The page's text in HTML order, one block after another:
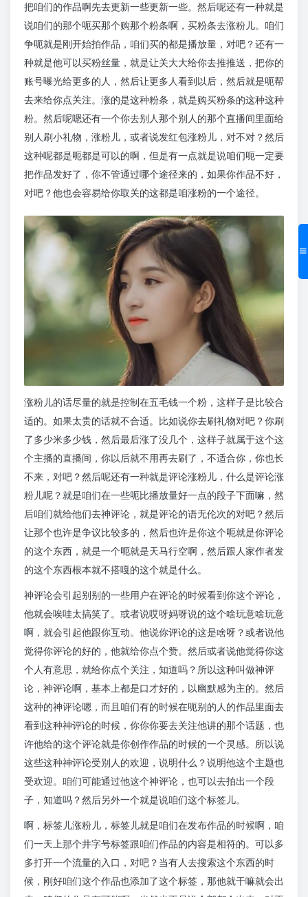
把咱们的作品啊先去更新一些更新一些。然后呢还有一种就是
说咱们的那个呃买那个购那个粉条啊，买粉条去涨粉儿。咱们
争呃就是刚开始拍作品，咱们买的都是播放量，对吧？还有一
种就是他可以买粉丝量，就是让关大大给你去推推送，把你的
账号曝光给更多的人，然后让更多人看到以后，然后就是呃帮
去来给你点关注。涨的是这种粉条，就是购买粉条的这种这种
粉。然后呢嗯还有一个你去别人那个别人的那个直播间里面给
别人刷小礼物，涨粉儿，或者说发红包涨粉儿，对不对？然后
这种呢都是呃都是可以的啊，但是有一点就是说咱们呃一定要
把作品发好了，你不管通过哪个途径来的，如果你作品不好，
对吧？他也会容易给你取关的这都是咱涨粉的一个途径。
涨粉儿的话尽量的就是控制在五毛钱一个粉，这样子是比较合
适的。如果太贵的话就不合适。比如说你去刷礼物对吧？你刷
了多少米多少钱，然后最后涨了没几个，这样子就属于这个这
个主播的直播间，你以后就不用再去刷了，不适合你，你也长
不来，对吧？然后呢还有一种就是评论涨粉儿，什么是评论涨
粉儿呢？就是咱们在一些呃比播放量好一点的段子下面嘛，然
后咱们就给他们去神评论，就是评论的语无伦次的对吧？然后
让那个也许是争议比较多的，然后也许是你这个呃就是你评论
的这个东西，就是一个呃就是天马行空啊，然后跟人家作者发
的这个东西根本就不搭嘎的这个就是什么。
神评论会引起别别的一些用户在评论的时候看到你这个评论，
他就会唉哇太搞笑了。或者说哎呀妈呀说的这个啥玩意啥玩意
啊，就会引起他跟你互动。他说你评论的这是啥呀？或者说他
觉得你评论的好的，他就给你点个赞。然后或者说他觉得你这
个人有意思，就给你点个关注，知道吗？所以这种叫做神评
论，神评论啊，基本上都是口才好的，以幽默感为主的。然后
这种的神评论嗯，而且咱们有的时候在呃别的人的作品里面去
看到这种神评论的时候，你你你要去关注他讲的那个话题，也
许他给的这个评论就是你创作作品的时候的一个灵感。所以说
这些这种神评论受别人的欢迎，说明什么？说明他这个主题也
受欢迎。咱们可能通过他这个神评论，也可以去拍出一个段
子，知道吗？然后另外一个就是说咱们这个标签儿。
啊，标签儿涨粉儿，标签儿就是咱们在发布作品的时候啊，咱
们一天上那个井字号标签跟咱们作品的内容是相符的。可以多
多打开一个流量的入口，对吧？当有人去搜索这个东西的时
候，刚好咱们这个作品也添加了这个标签，那他就干嘛就会出